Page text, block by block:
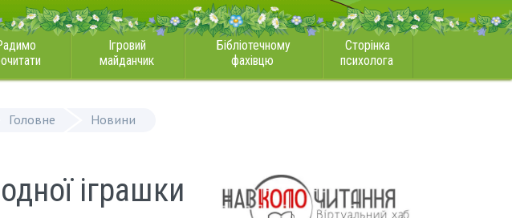
Ігровий
майданчик
Бібліотечному
фахівцю
Сторінка
психолога
Головне Новини
іграшки